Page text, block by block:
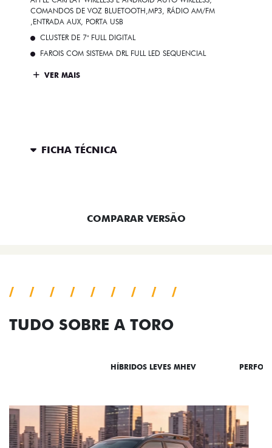
COMANDOS DE VOZ BLUETOOTH,MP3, RÁDIO AM/FM
,ENTRADA AUX, PORTA USB
CLUSTER DE 7" FULL DIGITAL
FAROIS COM SISTEMA DRL FULL LED SEQUENCIAL
VER MAIS
FICHA TÉCNICA
COMPARAR VERSÃO
TUDO SOBRE A TORO
HÍBRIDOS LEVES MHEV